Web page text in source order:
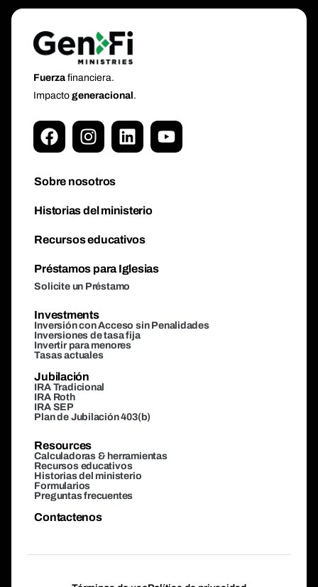
Fuerza financiera.
Impactogeneracional.
Sobre nosotros
Historias del ministerio
Recursos educativos
Préstamos para Iglesias
Solicite un Préstamo
Investments
Inversión con Acceso sin Penalidades
Inversiones de tasa fija
Invertir para menores
Tasas actuales
Jubilación
IRA Tradicional
IRA Roth
IRA SEP
Plan de Jubilación 403(b)
Resources
Calculadoras & herramientas
Recursos educativos
Historias del ministerio
Formularios
Preguntas frecuentes
Contactenos